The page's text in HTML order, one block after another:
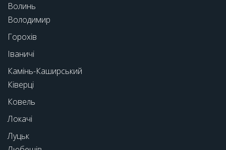
Волинь
Володимир
Горохів
Іваничі
Камінь-Каширський
Ківерці
Ковель
Локачі
Луцьк